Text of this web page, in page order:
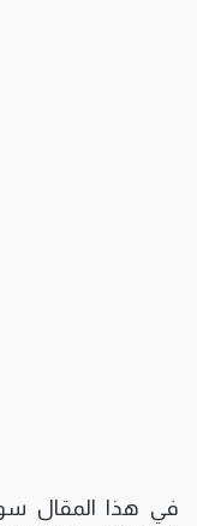
في هذا المقال